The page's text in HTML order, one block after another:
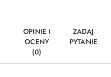
OPINIE I
OCENY
(0)
ZADAJ
PYTANIE